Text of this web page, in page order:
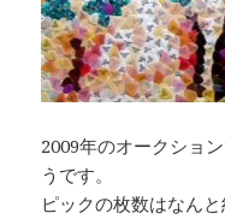
2009年のオークショ
うです。
ピックの枚数はなんと